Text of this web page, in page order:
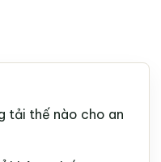
tải thế nào cho an